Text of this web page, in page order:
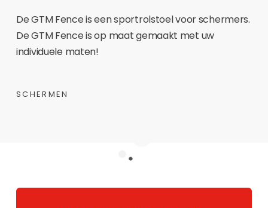
De GTM Fence is een sportrolstoel voor schermers.
De GTM Fence is op maat gemaakt met uw
individuele maten!
SCHERMEN